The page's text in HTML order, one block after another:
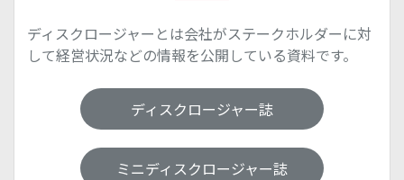
ディスクロージャーとは会社がステークホルダーに対
して経営状況などの情報を公開している資料です。
ディスクロージャー誌
ミニディスクロージャー誌